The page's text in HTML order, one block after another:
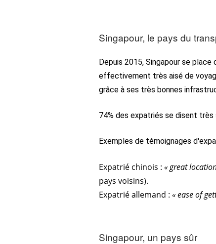
Singapour, le pays du
Depuis 2015, Singapour se
effectivement très aisé de
grâce à ses très bonnes
74% des expatriés se disent
Exemples de témoignages
Expatrié chinois : « great
pays voisins).
Expatrié allemand : « ease of
Singapour, un pays sûr